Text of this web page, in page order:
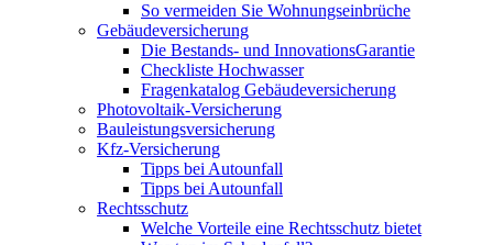
So vermeiden Sie Wohnungseinbrüche
Gebäudeversicherung
Die Bestands- und InnovationsGarantie
Checkliste Hochwasser
Fragenkatalog Gebäudeversicherung
Photovoltaik-Versicherung
Bauleistungsversicherung
Kfz-Versicherung
Tipps bei Autounfall
Tipps bei Autounfall
Rechtsschutz
Welche Vorteile eine Rechtsschutz bietet